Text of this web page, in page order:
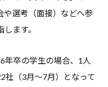
や選考（面接）などへ参
ます。
年卒の学生の場合、1人
社（3月～7月）となって